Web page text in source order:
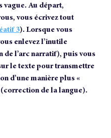
vague. Au départ,
vous écrivez tout
3). Lorsque vous
enlevez l’inutile
de l’arc narratif), puis vous
le texte pour transmettre
d’une manière plus «
de la langue).